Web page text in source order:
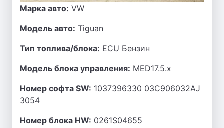
Марка авто: VW
Модель авто: Tiguan
Тип топлива/блока: ECU Бензин
Модель блока управления: MED17.5.x
Номер софта SW: 1037396330 03C906032AJ
3054
Номер блока HW: 0261S04655